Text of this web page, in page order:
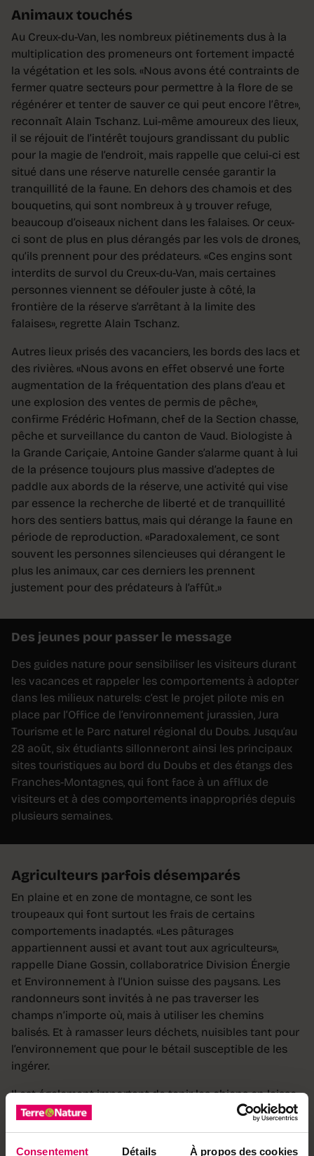
Consentement Détails À propos des cookies
Animaux touchés
Au Creux-du-Van, les nombreux piétinements dus à la
multiplication des promeneurs ont fortement impacté
la végétation et les sols. «Nous avons été contraints de
fermer quatre secteurs pour permettre à la flore de se
régénérer et tenter de sauver ce qui peut encore l’être»,
reconnaît Alain Tschanz. Lui-même amoureux des lieux,
il se réjouit de l’intérêt toujours grandissant du public
pour la magie de l’endroit, mais rappelle que celui-ci est
situé dans une réserve naturelle censée garantir la
tranquillité de la faune. En dehors des chamois et des
bouquetins, qui sont nombreux à y trouver refuge,
beaucoup d’oiseaux nichent dans les falaises. Or ceux-
ci sont de plus en plus dérangés par les vols de drones,
qu’ils prennent pour des prédateurs. «Ces engins sont
interdits de survol du Creux-du-Van, mais certaines
personnes viennent se défouler juste à côté, la
frontière de la réserve s’arrêtant à la limite des
falaises», regrette Alain Tschanz.
Autres lieux prisés des vacanciers, les bords des lacs et
des rivières. «Nous avons en effet observé une forte
augmentation de la fréquentation des plans d’eau et
une explosion des ventes de permis de pêche»,
confirme Frédéric Hofmann, chef de la Section chasse,
pêche et surveillance du canton de Vaud. Biologiste à
la Grande Cariçaie, Antoine Gander s’alarme quant à lui
de la présence toujours plus massive d’adeptes de
paddle aux abords de la réserve, une activité qui vise
par essence la recherche de liberté et de tranquillité
hors des sentiers battus, mais qui dérange la faune en
période de reproduction. «Paradoxalement, ce sont
souvent les personnes silencieuses qui dérangent le
plus les animaux, car ces derniers les prennent
justement pour des prédateurs à l’affût.»
Des jeunes pour passer le message
Des guides nature pour sensibiliser les visiteurs durant
les vacances et rappeler les comportements à adopter
dans les milieux naturels: c’est le projet pilote mis en
place par l’Office de l’environnement jurassien, Jura
Tourisme et le Parc naturel régional du Doubs. Jusqu’au
28 août, six étudiants sillonneront ainsi les principaux
sites touristiques au bord du Doubs et des étangs des
Franches-Montagnes, qui font face à un afflux de
visiteurs et à des comportements inappropriés depuis
plusieurs semaines.
Agriculteurs parfois désemparés
En plaine et en zone de montagne, ce sont les
troupeaux qui font surtout les frais de certains
comportements inadaptés. «Les pâturages
appartiennent aussi et avant tout aux agriculteurs»,
rappelle Diane Gossin, collaboratrice Division Énergie
et Environnement à l’Union suisse des paysans. Les
randonneurs sont invités à ne pas traverser les
champs n’importe où, mais à utiliser les chemins
balisés. Et à ramasser leurs déchets, nuisibles tant pour
l’environnement que pour le bétail susceptible de les
ingérer.
Il est également important de tenir les chiens en laisse
dans les endroits indiqués et de ne pas les laisser faire
leurs excréments pouvant être toxiques pour les